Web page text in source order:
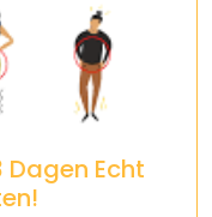
Dagen Echt